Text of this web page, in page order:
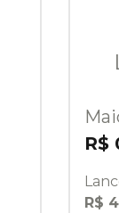
R$
R$